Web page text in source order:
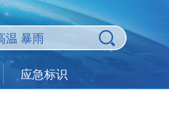
应急标识